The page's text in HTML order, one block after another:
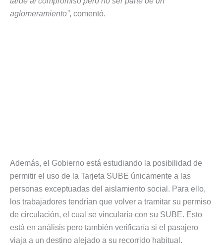
aglomeramiento”, comentó.
Además, el Gobierno está estudiando la posibilidad de
permitir el uso de la Tarjeta SUBE únicamente a las
personas exceptuadas del aislamiento social. Para ello,
los trabajadores tendrían que volver a tramitar su permiso
de circulación, el cual se vincularía con su SUBE. Esto
está en análisis pero también verificaría si el pasajero
viaja a un destino alejado a su recorrido habitual.